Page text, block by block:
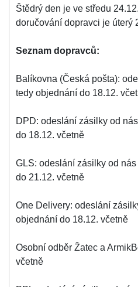
Štědrý den je ve středu
doručování dopravci je úterý
Seznam dopravců:
Balíkovna (Česká pošta):
tedy objednání do 18.12.
DPD: odeslání zásilky od
do 18.12. včetně
GLS: odeslání zásilky od
do 21.12. včetně
One Delivery: odeslání
objednání do 18.12. včetně
Osobní odběr Žatec a
včetně